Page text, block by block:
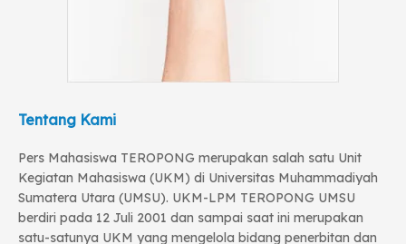
Tentang Kami
Pers Mahasiswa TEROPONG merupakan salah satu Unit
Kegiatan Mahasiswa (UKM) di Universitas Muhammadiyah
Sumatera Utara (UMSU). UKM-LPM TEROPONG UMSU
berdiri pada 12 Juli 2001 dan sampai saat ini merupakan
satu-satunya UKM yang mengelola bidang penerbitan dan